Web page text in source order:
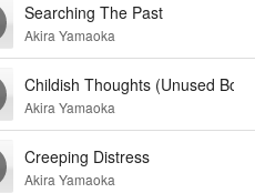
Searching The Past
Akira Yamaoka
Childish Thoughts (Unused
Akira Yamaoka
Creeping Distress
Akira Yamaoka